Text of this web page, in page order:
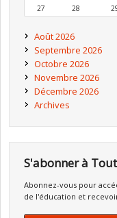
27
28
Août 2026
Septembre 2026
Octobre 2026
Novembre 2026
Décembre 2026
Archives
S'abonner à
Abonnez-vous pour
de l'éducation et